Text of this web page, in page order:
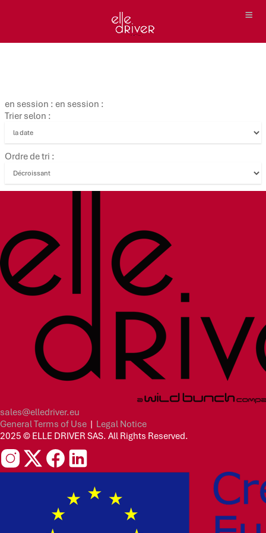
en session : en session :
Trier selon :
Ordre de tri :
sales@elledriver.eu
General Terms of Use | Legal Notice
2025 © ELLE DRIVER SAS. All Rights Reserved.